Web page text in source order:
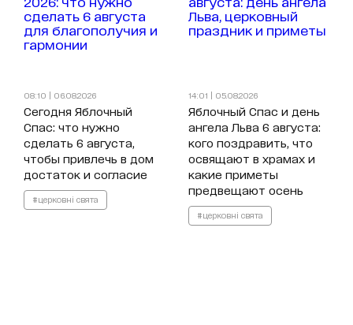
08:10 | 06.08.2026
Сегодня Яблочный
Спас: что нужно
сделать 6 августа,
чтобы привлечь в дом
достаток и согласие
#церковні свята
14:01 | 05.08.2026
Яблочный Спас и день
ангела Льва 6 августа:
кого поздравить, что
освящают в храмах и
какие приметы
предвещают осень
#церковні свята